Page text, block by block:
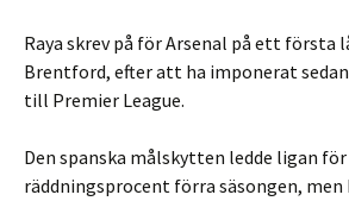
Raya skrev på för Arsenal på ett första
Brentford, efter att ha imponerat
till Premier League.
Den spanska målskytten ledde ligan
räddningsprocent förra säsongen, men